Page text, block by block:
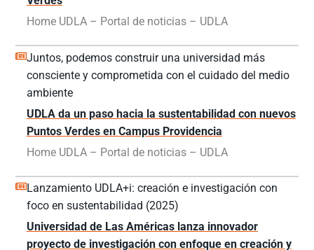
Home UDLA – Portal de noticias – UDLA
Juntos, podemos construir una universidad más
consciente y comprometida con el cuidado del medio
ambiente
UDLA da un paso hacia la sustentabilidad con nuevos
Puntos Verdes en Campus Providencia
Home UDLA – Portal de noticias – UDLA
Lanzamiento UDLA+i: creación e investigación con
foco en sustentabilidad (2025)
Universidad de Las Américas lanza innovador
proyecto de investigación con enfoque en creación y